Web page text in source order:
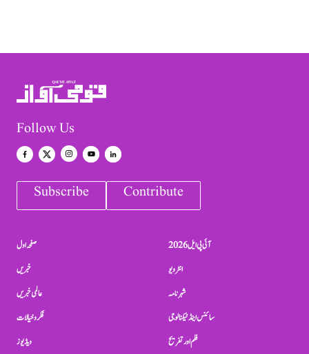
Follow Us
Subscribe Contribute
صفحہ اول
خبریں
عالمی خبریں
فکر و خیالات
ویڈیوز
آئی پی ایل 2026
انٹرویو
شہرنامہ
سائنس اینڈ ٹیکنالوجی
فلم اور تفریح